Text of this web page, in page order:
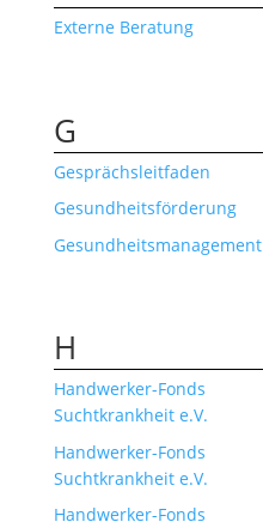
Externe Beratung
G
Gesprächsleitfaden
Gesundheitsförderung
Gesundheitsmanagement
H
Handwerker-Fonds
Suchtkrankheit e.V.
Handwerker-Fonds
Suchtkrankheit e.V.
Handwerker-Fonds